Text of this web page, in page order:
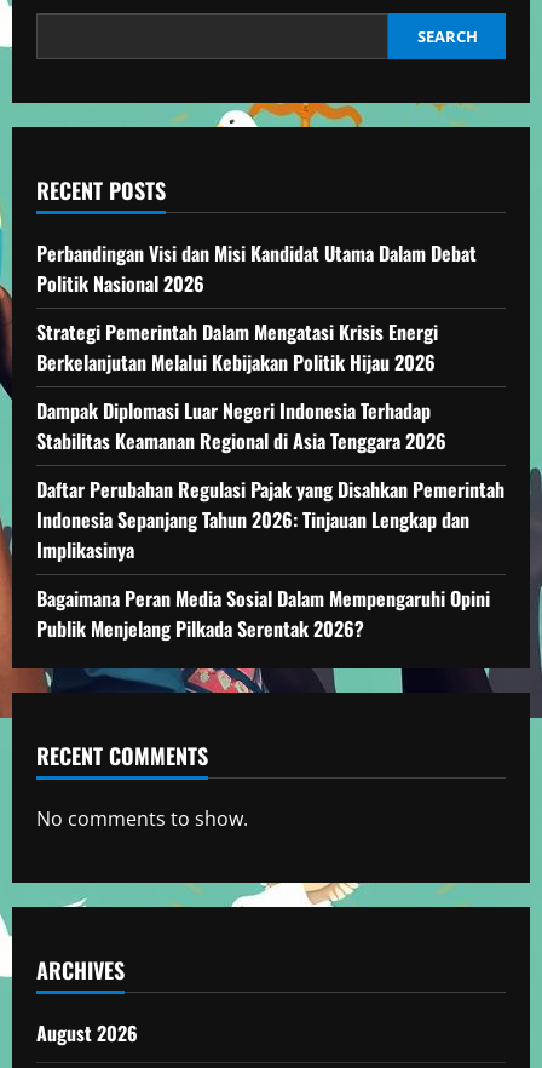
Indonesia
SEARCH
RECENT POSTS
Perbandingan Visi dan Misi Kandidat Utama Dalam Debat
Politik Nasional 2026
Strategi Pemerintah Dalam Mengatasi Krisis Energi
Berkelanjutan Melalui Kebijakan Politik Hijau 2026
Dampak Diplomasi Luar Negeri Indonesia Terhadap
Stabilitas Keamanan Regional di Asia Tenggara 2026
Daftar Perubahan Regulasi Pajak yang Disahkan Pemerintah
Indonesia Sepanjang Tahun 2026: Tinjauan Lengkap dan
Implikasinya
Bagaimana Peran Media Sosial Dalam Mempengaruhi Opini
Publik Menjelang Pilkada Serentak 2026?
RECENT COMMENTS
No comments to show.
ARCHIVES
August 2026